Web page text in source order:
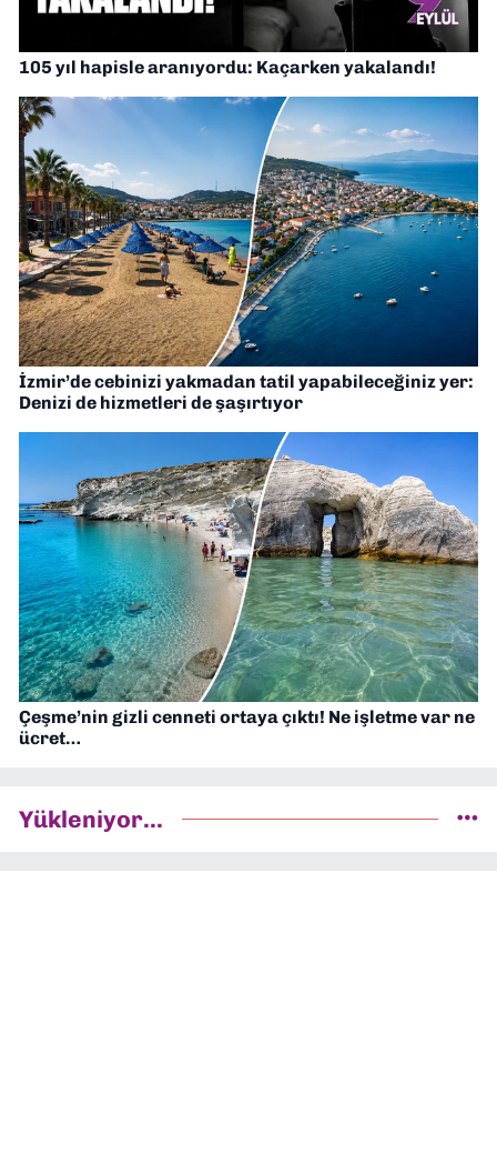
105 yıl hapisle aranıyordu: Kaçarken yakalandı!
İzmir’de cebinizi yakmadan tatil yapabileceğiniz yer:
Denizi de hizmetleri de şaşırtıyor
Çeşme’nin gizli cenneti ortaya çıktı! Ne işletme var ne
ücret…
Yükleniyor...